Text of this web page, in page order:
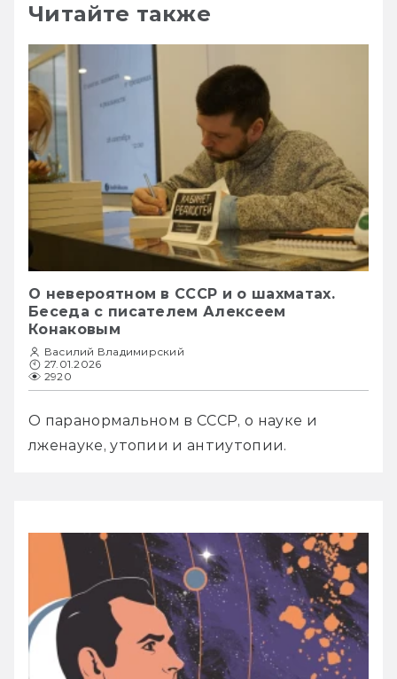
Читайте также
О невероятном в СССР и о шахматах.
Беседа с писателем Алексеем
Конаковым
Василий Владимирский
27.01.2026
2920
О паранормальном в СССР, о науке и
лженауке, утопии и антиутопии.